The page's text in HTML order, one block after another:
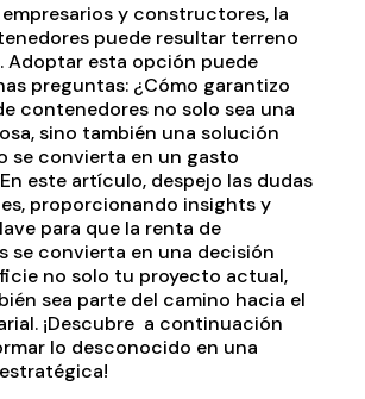
y constructores, la
puede resultar terreno
Adoptar esta opción puede
preguntas: ¿Cómo garantizo
contenedores no solo sea una
sino también una solución
se convierta en un gasto
este artículo, despejo las dudas
proporcionando insights y
para que la renta de
se convierta en una decisión
no solo tu proyecto actual,
sea parte del camino hacia el
¡Descubre a continuación
lo desconocido en una